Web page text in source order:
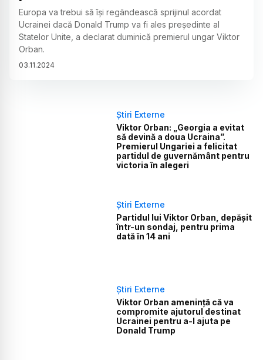
Europa va trebui să își regândească sprijinul acordat
Ucrainei dacă Donald Trump va fi ales președinte al
Statelor Unite, a declarat duminică premierul ungar Viktor
Orban.
03.11.2024
Știri Externe
Viktor Orban: „Georgia a evitat
să devină a doua Ucraina”.
Premierul Ungariei a felicitat
partidul de guvernământ pentru
victoria în alegeri
Știri Externe
Partidul lui Viktor Orban, depășit
într-un sondaj, pentru prima
dată în 14 ani
Știri Externe
Viktor Orban amenință că va
compromite ajutorul destinat
Ucrainei pentru a-l ajuta pe
Donald Trump